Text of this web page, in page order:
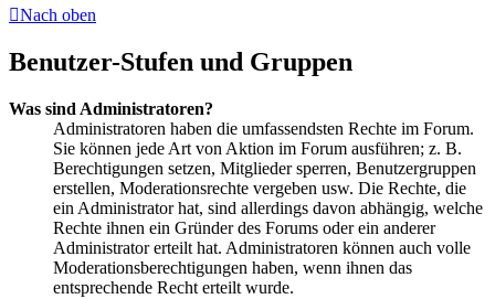
Nach oben
Benutzer-Stufen und Gruppen
Was sind Administratoren?
Administratoren haben die umfassendsten Rechte im Forum.
Sie können jede Art von Aktion im Forum ausführen; z. B.
Berechtigungen setzen, Mitglieder sperren, Benutzergruppen
erstellen, Moderationsrechte vergeben usw. Die Rechte, die
ein Administrator hat, sind allerdings davon abhängig, welche
Rechte ihnen ein Gründer des Forums oder ein anderer
Administrator erteilt hat. Administratoren können auch volle
Moderationsberechtigungen haben, wenn ihnen das
entsprechende Recht erteilt wurde.